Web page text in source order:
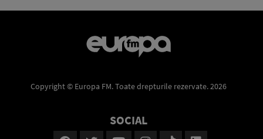
Copyright © Europa FM. Toate drepturile rezervate. 2026
SOCIAL